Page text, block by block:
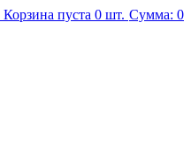
Корзина пуста 0 шт. Сумма: 0